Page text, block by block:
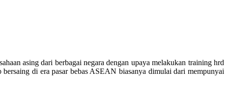
asing dari berbagai negara dengan upaya melakukan training hrd
di era pasar bebas ASEAN biasanya dimulai dari mempunyai